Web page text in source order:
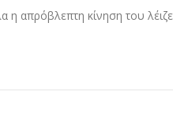
η απρόβλεπτη κίνηση του